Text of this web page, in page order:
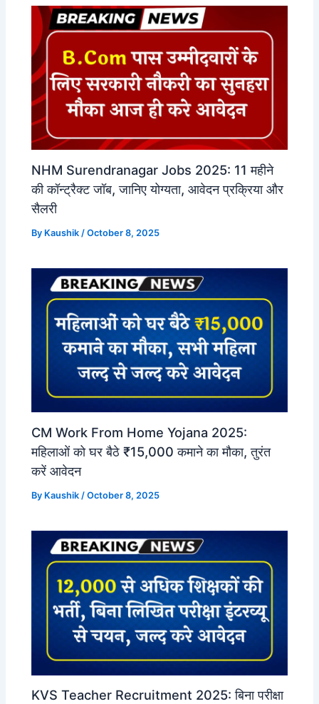
NHM Surendranagar Jobs 2025: 11 महीने
की कॉन्ट्रैक्ट जॉब, जानिए योग्यता, आवेदन प्रक्रिया और
सैलरी
By Kaushik /October 8, 2025
CM Work From Home Yojana 2025:
महिलाओं को घर बैठे ₹15,000 कमाने का मौका, तुरंत
करें आवेदन
By Kaushik /October 8, 2025
KVS Teacher Recruitment 2025: बिना परीक्षा